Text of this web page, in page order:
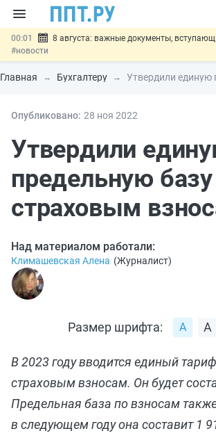
00:01
8 августа: важные документы,
#новости
07.08 Подписан закон о блокировке продажи
«Честный знак»#новости
07.08 Госпошлину за устранение ошибок в
07.08
отношений#новости
Главная Бухгалтеру Утвердили единую
Опубликовано: 28 ноя 2022
Утвердили
предельную
страховым
Над материалом работали:
Климашевская Алена (Журналист)
Размер шрифта:
В 2023 году вводится единый
страховым взносам. Он будет
Предельная база по взносам
в следующем году она составит 1